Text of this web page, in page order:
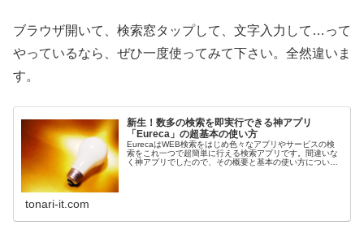
ブラウザ開いて、検索窓タップして、文字入力して…って
やっているなら、ぜひ一度使ってみて下さい。全然違いま
す。
新生！数多の検索を即実行できる神アプリ
「Eureca」の超基本の使い方
EurecaはWEB検索をはじめ色々なアプリやサービスの検
索をこれ一つで超簡単に行える検索アプリです。間違いな
く神アプリでしたので、その概要と基本の使い方について
tonari-it.com